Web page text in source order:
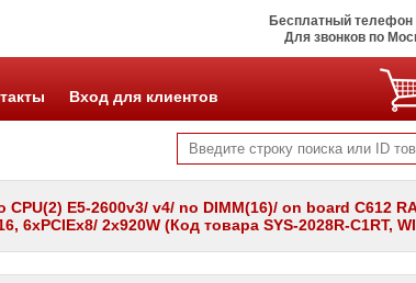
Бесплатный
Для звонков по
Вход для клиентов
E5-2600v3/ v4/ no DIMM(16)/ on board C612
6xPCIEx8/ 2x920W (Код товара SYS-2028R-C1RT,